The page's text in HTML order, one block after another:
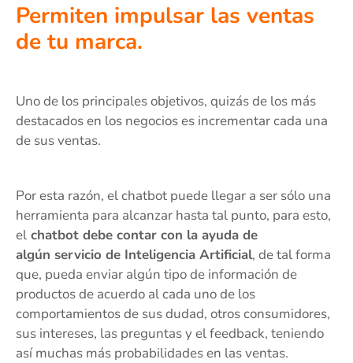
Permiten impulsar las ventas
de tu marca.
Uno de los principales objetivos, quizás de los más
destacados en los negocios es incrementar cada una
de sus ventas.
Por esta razón, el chatbot puede llegar a ser sólo una
herramienta para alcanzar hasta tal punto, para esto,
el chatbot debe contar con la ayuda de
algún servicio de Inteligencia Artificial, de tal forma
que, pueda enviar algún tipo de información de
productos de acuerdo al cada uno de los
comportamientos de sus dudad, otros consumidores,
sus intereses, las preguntas y el feedback, teniendo
así muchas más probabilidades en las ventas.